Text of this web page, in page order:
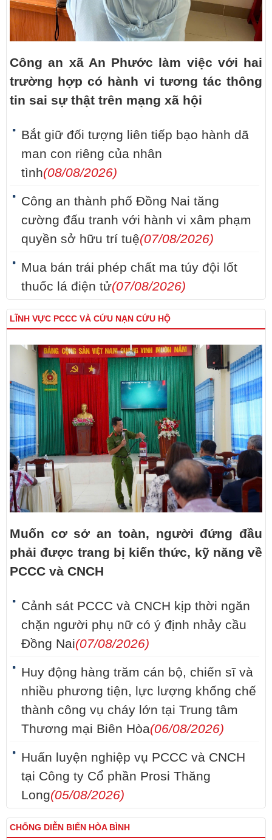
Công an xã An Phước làm việc với hai
trường hợp có hành vi tương tác thông
tin sai sự thật trên mạng xã hội
Bắt giữ đối tượng liên tiếp bạo hành dã
man con riêng của nhân
tình(08/08/2026)
Công an thành phố Đồng Nai tăng
cường đấu tranh với hành vi xâm phạm
quyền sở hữu trí tuệ(07/08/2026)
Mua bán trái phép chất ma túy đội lốt
thuốc lá điện tử(07/08/2026)
LĨNH VỰC PCCC VÀ CỨU NẠN CỨU HỘ
Muốn cơ sở an toàn, người đứng đầu
phải được trang bị kiến thức, kỹ năng về
PCCC và CNCH
Cảnh sát PCCC và CNCH kịp thời ngăn
chặn người phụ nữ có ý định nhảy cầu
Đồng Nai(07/08/2026)
Huy động hàng trăm cán bộ, chiến sĩ và
nhiều phương tiện, lực lượng khống chế
thành công vụ cháy lớn tại Trung tâm
Thương mại Biên Hòa(06/08/2026)
Huấn luyện nghiệp vụ PCCC và CNCH
tại Công ty Cổ phần Prosi Thăng
Long(05/08/2026)
CHỐNG DIỄN BIẾN HÒA BÌNH